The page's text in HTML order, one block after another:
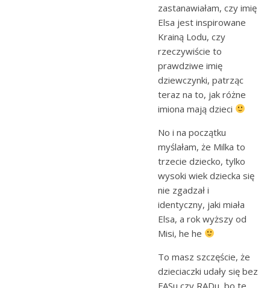
zastanawiałam, czy imię
Elsa jest inspirowane
Krainą Lodu, czy
rzeczywiście to
prawdziwe imię
dziewczynki, patrząc
teraz na to, jak różne
imiona mają dzieci
No i na początku
myślałam, że Milka to
trzecie dziecko, tylko
wysoki wiek dziecka się
nie zgadzał i
identyczny, jaki miała
Elsa, a rok wyższy od
Misi, he he
To masz szczęście, że
dzieciaczki udały się bez
FASu czy RADu, bo te